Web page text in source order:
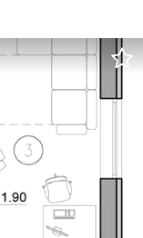
паркомісць
кафе
кроках
/ мінвата
будинку
газове
Дизайн-проєкт
Локація та
державна школа,
5 хв до ТРЦ
Додатково
державні
супровід
саме для вас!